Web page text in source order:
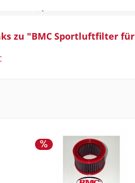
zu "BMC Sportluftfilter für